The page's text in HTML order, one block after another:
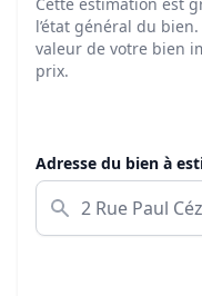
Cette estimation est
l’état général du
valeur de votre bien
prix.
Adresse du bien à